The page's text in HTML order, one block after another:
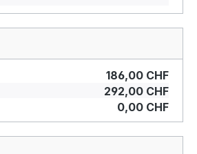
186,00 CHF
292,00 CHF
0,00 CHF